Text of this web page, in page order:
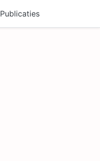
Publicaties